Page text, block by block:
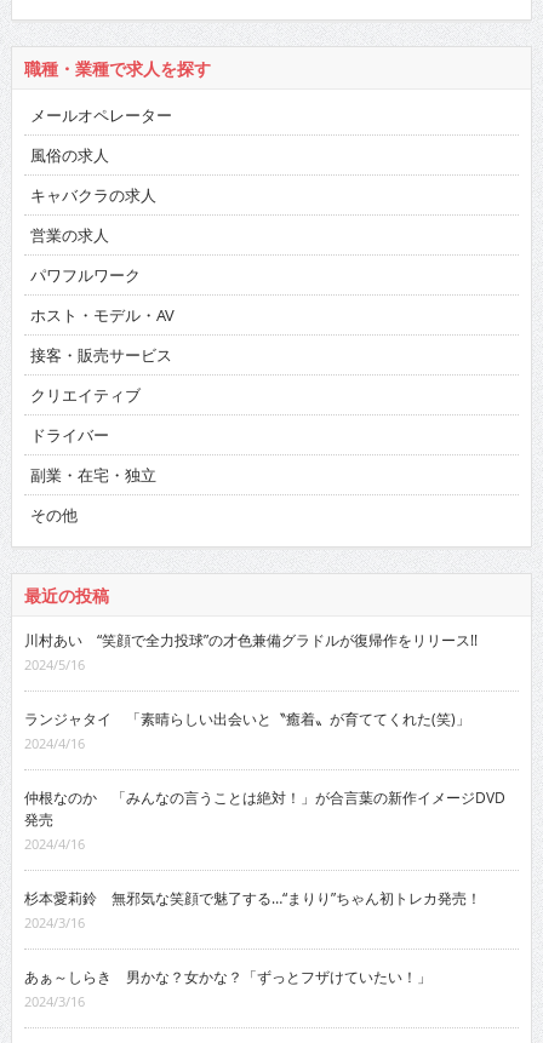
職種・業種で求人を探す
メールオペレーター
風俗の求人
キャバクラの求人
営業の求人
パワフルワーク
ホスト・モデル・AV
接客・販売サービス
クリエイティブ
ドライバー
副業・在宅・独立
その他
最近の投稿
川村あい “笑顔で全力投球”の才色兼備グラドルが復帰作をリリース!!
2024/5/16
ランジャタイ 「素晴らしい出会いと〝癒着〟が育ててくれた(笑)」
2024/4/16
仲根なのか 「みんなの言うことは絶対！」が合言葉の新作イメージDVD
発売
2024/4/16
杉本愛莉鈴 無邪気な笑顔で魅了する…“まりり”ちゃん初トレカ発売！
2024/3/16
あぁ～しらき 男かな？女かな？「ずっとフザけていたい！」
2024/3/16